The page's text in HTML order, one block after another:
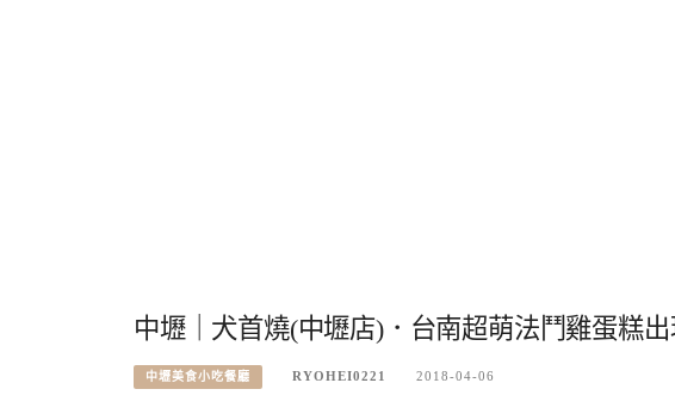
中壢｜犬首燒(中壢店)．台南超萌法鬥雞蛋糕
中壢美食小吃餐廳 RYOHEI0221 2018-04-06